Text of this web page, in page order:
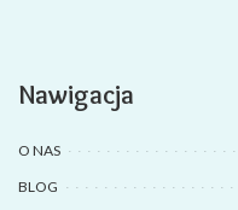
Nawigacja
O NAS
BLOG